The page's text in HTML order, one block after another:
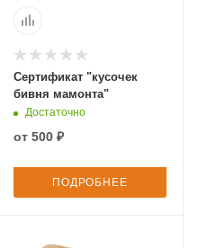
Сертификат "кусочек
бивня мамонта"
Достаточно
от 500 ₽
ПОДРОБНЕЕ